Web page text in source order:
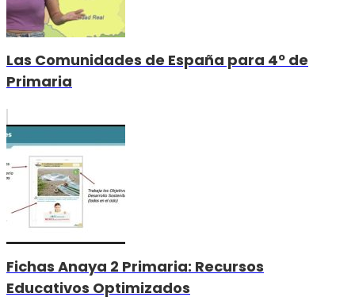
Las Comunidades de España para 4º de
Primaria
Fichas Anaya 2 Primaria: Recursos
Educativos Optimizados